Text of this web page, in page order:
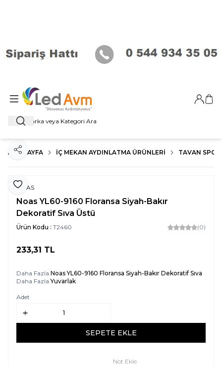
Ara
Giriş
ANA SAYFA İÇ MEKAN AYDINLATMA ÜRÜNLERI TAVAN SPOT
Favoriye Ekle
Paylaş
NOAS
Noas YL60-9160 Floransa Siyah-Bakır
Dekoratif Sıva Üstü
Ürün Kodu : T2460 (0)
233,31 TL
Daha Fazla Noas YL60-9160 Floransa Siyah-Bakır Dekoratif Sıva
Daha FazlaYuvarlak
Adet
SEPETE EKLE
Not Ekle